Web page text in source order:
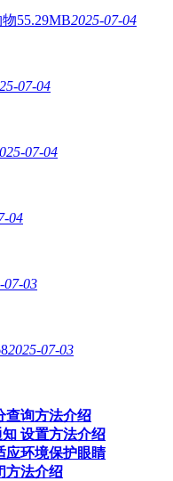
55.29MB2025-07-04
07-04
07-04
04
07-03
2025-07-03
查询方法介绍
设置方法介绍
应环境保护眼睛
方法介绍